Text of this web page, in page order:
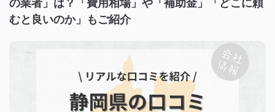
の業者」は？「費用相場」や「補助金」「どこに頼
むと良いのか」もご紹介